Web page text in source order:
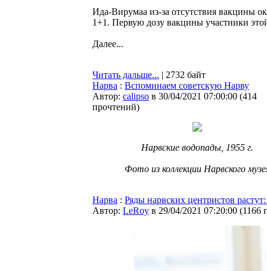
Ида-Вирумаа из-за отсутствия вакцины
1+1. Первую дозу вакцины участники
Далее...
Читать дальше... | 2732 байт
Нарва : Вспоминаем советскую Нарву
Автор: calipso в 30/04/2021 07:00:00 (414
прочтений)
Нарвские водопады, 1955 г.
Фото из коллекции Нарвского
Нарва : Ряды нарвских центристов
Автор: LeRoy в 29/04/2021 07:20:00 (1166